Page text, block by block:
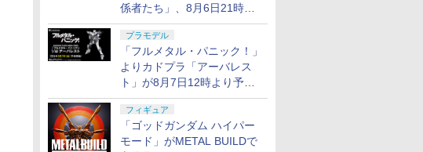
係者たち」、8月6日21時放
送分のテーマは「超合金」！
プラモデル
「フルメタル・パニック！」
よりカドプラ「アーバレス
ト」が8月7日12時より予約
開始
フィギュア
「ゴッドガンダム ハイパー
モード」がMETAL BUILDで